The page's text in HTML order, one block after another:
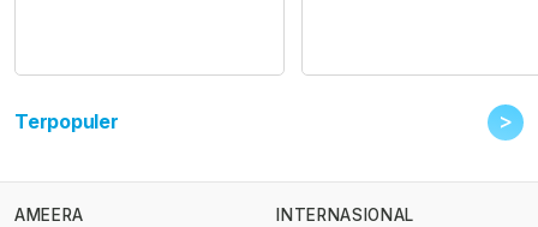
Terpopuler >
AMEERA
INTERNASIONAL